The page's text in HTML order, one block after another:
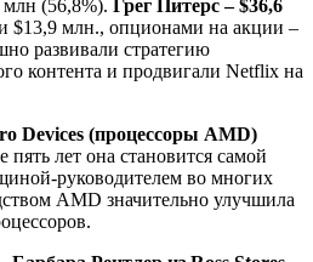
(56,8%). Грег Питерс – $36,6
$13,9 млн., опционами на акции –
развивали стратегию
контента и продвигали Netflix на
Devices (процессоры AMD)
пять лет она становится самой
руководителем во многих
AMD значительно улучшила